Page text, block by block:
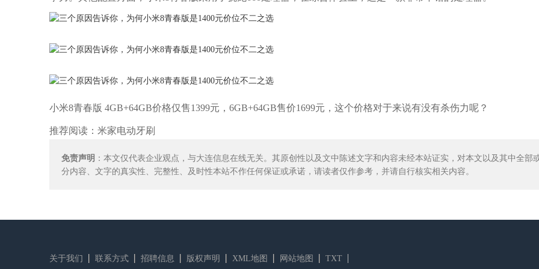
小米8青春版 4GB+64GB价格仅售1399元，6GB+64GB售价1699元，这个价格对于来说有没有杀伤力呢？
推荐阅读： 米家电动牙刷
免责声明 ：本文仅代表企业观点，与大连信息在线无关。其原创性以及文中陈述文字和内容未经本站证实，对本文以及其中全部
分内容、文字的真实性、完整性、及时性本站不作任何保证或承诺，请读者仅作参考，并请自行核实相关内容。
关于我们 联系方式 招聘信息 版权声明 XML地图 网站地图 TXT